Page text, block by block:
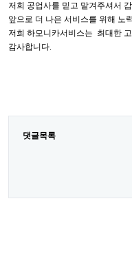
저희 공업사를 믿고 맡겨주셔서
앞으로 더 나은 서비스를 위해 노
저희 하모니카서비스는 최대한
감사합니다.
댓글목록